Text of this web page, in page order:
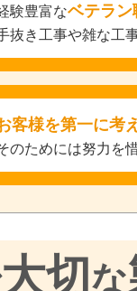
験豊富なベテラ
抜き工事や雑な工
客様を第一に考
のためには努力を
大切 な